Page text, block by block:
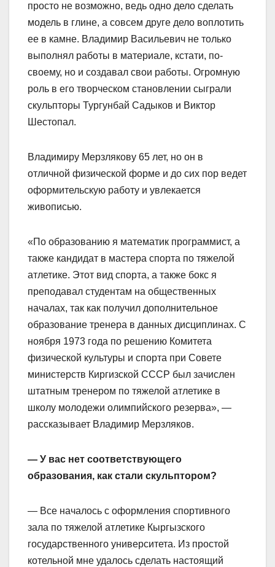
просто не возможно, ведь одно дело сделать
модель в глине, а совсем друге дело воплотить
ее в камне. Владимир Васильевич не только
выполнял работы в материале, кстати, по-
своему, но и создавал свои работы. Огромную
роль в его творческом становлении сыграли
скульпторы Тургунбай Садыков и Виктор
Шестопал.
Владимиру Мерзлякову 65 лет, но он в
отличной физической форме и до сих пор ведет
оформительскую работу и увлекается
живописью.
«По образованию я математик программист, а
также кандидат в мастера спорта по тяжелой
атлетике. Этот вид спорта, а также бокс я
преподавал студентам на общественных
началах, так как получил дополнительное
образование тренера в данных дисциплинах. С
ноября 1973 года по решению Комитета
физической культуры и спорта при Совете
министерств Киргизской СССР был зачислен
штатным тренером по тяжелой атлетике в
школу молодежи олимпийского резерва», —
рассказывает Владимир Мерзляков.
— У вас нет соответствующего
образования, как стали скульптором?
— Все началось с оформления спортивного
зала по тяжелой атлетике Кыргызского
государственного университета. Из простой
котельной мне удалось сделать настоящий